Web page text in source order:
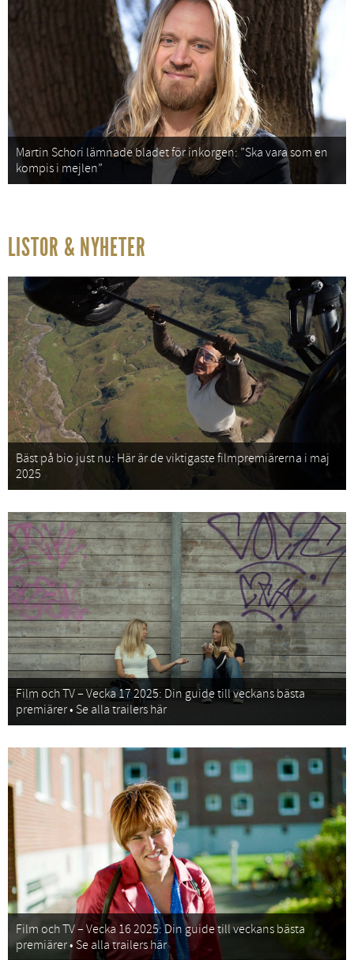
Martin Schori lämnade bladet för inkorgen: ”Ska vara som en
kompis i mejlen”
LISTOR & NYHETER
Bäst på bio just nu: Här är de viktigaste filmpremiärerna i maj
2025
Film och TV – Vecka 17 2025: Din guide till veckans bästa
premiärer • Se alla trailers här
Film och TV – Vecka 16 2025: Din guide till veckans bästa
premiärer • Se alla trailers här